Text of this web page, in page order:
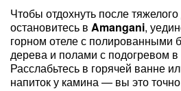
Чтобы отдохнуть после
остановитесь в Amangani,
горном отеле с полированными
дерева и полами с подогревом
Расслабьтесь в горячей ванне
напиток у камина — вы это